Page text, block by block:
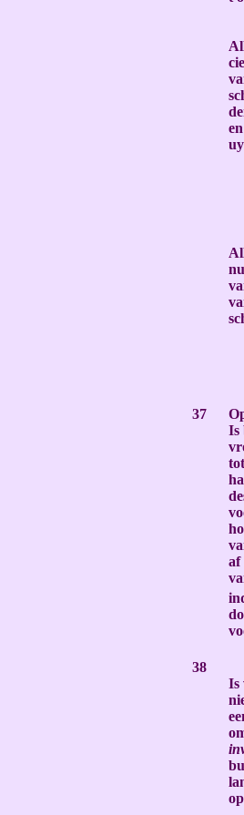
37
Is
af
38
Is